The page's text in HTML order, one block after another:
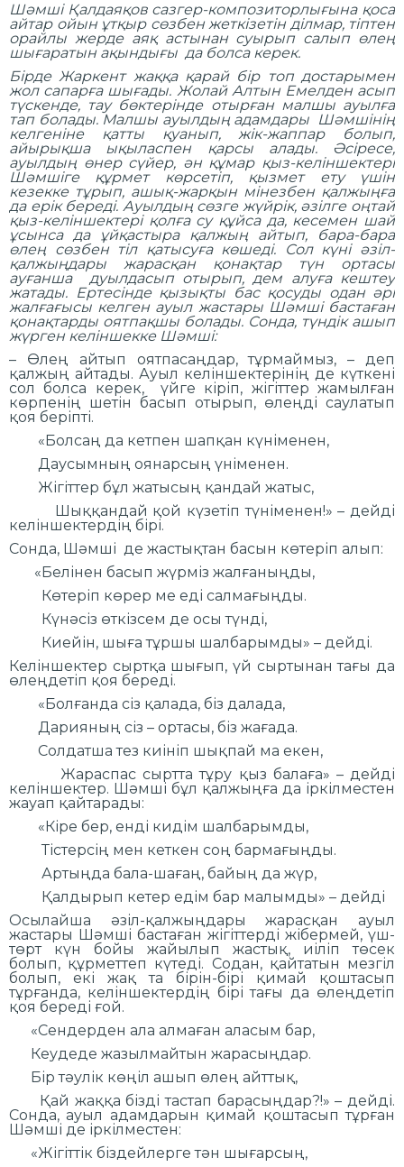
Шәмші Қалдаяқовсазгер-композиторлығына қоса
айтар ойын ұтқыр сөзбен жеткізетін ділмар, тіптен
орайлы жерде аяқ астынан суырып салып өлең
шығаратын ақындығы да болса керек.
Бірде Жаркент жаққа қарай бір топ достарымен
жол сапарға шығады. Жолай Алтын Емелден асып
түскенде, тау бөктерінде отырған малшы ауылға
тап болады. Малшы ауылдың адамдары Шәмшінің
келгеніне қатты қуанып, жік-жаппар болып,
айырықша ықыласпен қарсы алады. Әсіресе,
ауылдың өнер сүйер, ән құмар қыз-келіншектері
Шәмшіге құрмет көрсетіп, қызмет ету үшін
кезекке тұрып, ашық-жарқын мінезбен қалжыңға
да ерік береді. Ауылдың сөзге жүйрік, әзілге оңтай
қыз-келіншектері қолға су құйса да, кесемен шай
ұсынса да ұйқастыра қалжың айтып, бара-бара
өлең сөзбен тіл қатысуға көшеді. Сол күні әзіл-
қалжыңдары жарасқан қонақтар түн ортасы
ауғанша дуылдасып отырып, дем алуға кештеу
жатады. Ертесінде қызықты бас қосуды одан әрі
жалғағысы келген ауыл жастары Шәмші бастаған
қонақтарды оятпақшы болады. Сонда, түндік ашып
жүрген келіншекке Шәмші:
– Өлең айтып оятпасаңдар, тұрмаймыз, – деп
қалжың айтады. Ауыл келіншектерінің де күткені
сол болса керек, үйге кіріп, жігіттер жамылған
көрпенің шетін басып отырып, өлеңді саулатып
қоя беріпті.
«Болсаң да кетпен шапқан күніменен,
Даусымның оянарсың үніменен.
Жігіттер бұл жатысың қандай жатыс,
Шыққандай қой күзетіп түніменен!» – дейді
келіншектердің бірі.
Сонда, Шәмші де жастықтан басын көтеріп алып:
«Белінен басып жүрміз жалғаныңды,
Көтеріп көрер ме еді салмағыңды.
Күнәсіз өткізсем де осы түнді,
Киейін, шыға тұршы шалбарымды» – дейді.
Келіншектер сыртқа шығып, үй сыртынан тағы да
өлеңдетіп қоя береді.
«Болғанда сіз қалада, біз далада,
Дарияның сіз – ортасы, біз жағада.
Солдатша тез киініп шықпай ма екен,
Жараспас сыртта тұру қыз балаға» – дейді
келіншектер. Шәмші бұл қалжыңға да іркілместен
жауап қайтарады:
«Кіре бер, енді кидім шалбарымды,
Тістерсің мен кеткен соң бармағыңды.
Артыңда бала-шағаң, байың да жүр,
Қалдырып кетер едім бар малымды» – дейді
Осылайша әзіл-қалжыңдары жарасқан ауыл
жастары Шәмші бастаған жігіттерді жібермей, үш-
төрт күн бойы жайылып жастық, иіліп төсек
болып, құрметтеп күтеді. Содан, қайтатын мезгіл
болып, екі жақ та бірін-бірі қимай қоштасып
тұрғанда, келіншектердің бірі тағы да өлеңдетіп
қоя береді ғой.
«Сендерден ала алмаған аласым бар,
Кеудеде жазылмайтын жарасыңдар.
Бір тәулік көңіл ашып өлең айттық,
Қай жаққа бізді тастап барасыңдар?!» – дейді.
Сонда, ауыл адамдарын қимай қоштасып тұрған
Шәмші де іркілместен:
«Жігіттік біздейлерге тән шығарсың,